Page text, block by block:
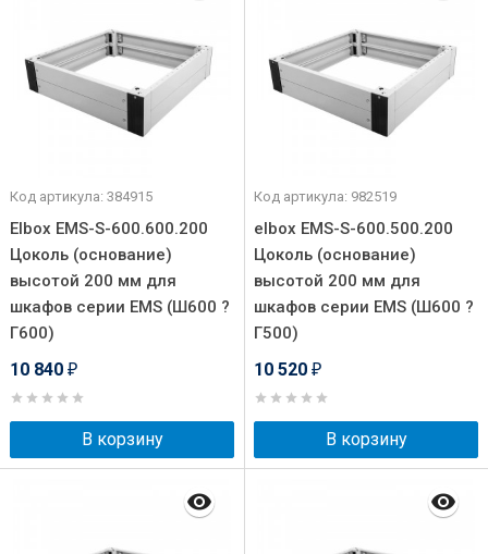
Код артикула: 384915
Elbox EMS-S-600.600.200
Цоколь (основание)
высотой 200 мм для
шкафов серии EMS (Ш600 ?
Г600)
10 840 ₽
В корзину
Код артикула: 982519
elbox EMS-S-600.500.200
Цоколь (основание)
высотой 200 мм для
шкафов серии EMS (Ш600 ?
Г500)
10 520 ₽
В корзину